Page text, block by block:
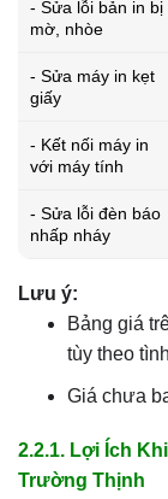
- Sửa lỗi bản in bị
mờ, nhòe
- Sửa máy in kẹt
giấy
- Kết nối máy in
với máy tính
- Sửa lỗi đèn báo
nhấp nháy
Lưu ý:
Bảng giá
tùy theo
Giá chưa
2.2.1. Lợi Ích
Trường Thịnh